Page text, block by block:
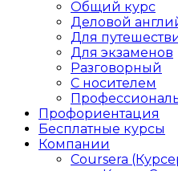
Общий курс
Деловой
Для
Для экзаменов
Разговорный
С носителем
Профориентация
Бесплатные курсы
Компании
Coursera